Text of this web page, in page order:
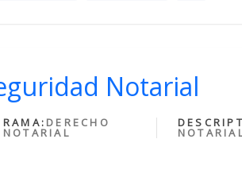
Notarial
RAMA: DERECHO
NOTARIAL